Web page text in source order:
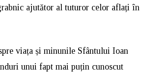
ajutător al tuturor celor aflați în
viața și minunile Sfântului Ioan
unui fapt mai puțin cunoscut